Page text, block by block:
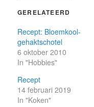
GERELATEERD
Recept: Bloemkool-
gehaktschotel
6 oktober 2010
In "Hobbies"
Recept
14 februari 2019
In "Koken"